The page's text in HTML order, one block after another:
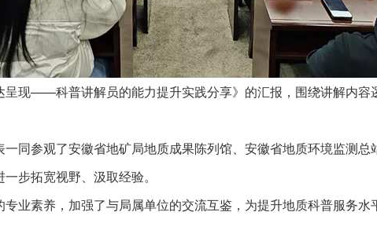
现——科普讲解员的能力提升实践分享》的汇报，围绕讲解内容
同参观了安徽省地矿局地质成果陈列馆、安徽省地质环境监测
步拓宽视野、汲取经验。
业素养，加强了与局属单位的交流互鉴，为提升地质科普服务水